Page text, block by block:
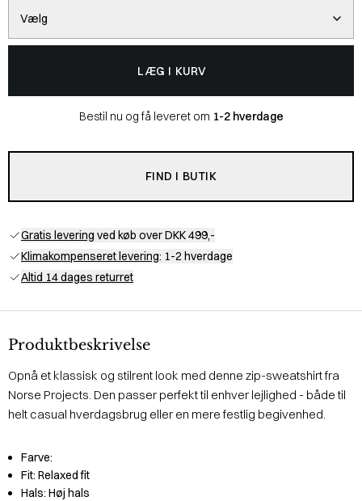
Vælg
LÆG I KURV
Bestil nu og få leveret om 1-2 hverdage
FIND I BUTIK
Gratis levering ved køb over DKK 499,-
Klimakompenseret levering: 1-2 hverdage
Altid 14 dages returret
Produktbeskrivelse
Opnå et klassisk og stilrent look med denne zip-sweatshirt fra
Norse Projects. Den passer perfekt til enhver lejlighed - både til
helt casual hverdagsbrug eller en mere festlig begivenhed.
Farve:
Fit: Relaxed fit
Hals: Høj hals